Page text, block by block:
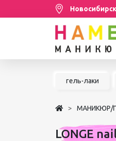
Новосибирск
гель-лаки
МАНИКЮР/
LONGE